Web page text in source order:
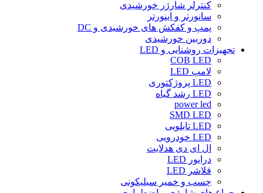
کنترلر شارژر خورشیدی
سانورتر و اینورتر
پمپ و کفکش های خورشیدی و DC
دوربین خورشیدی
تجهیزات روشنایی و LED
COB LED
لامپ LED
LED پروژکتوری
LED رشد گیاه
power led
SMD LED
LED تابلویی
LED خودرویی
ال ای دی هدلایت
درایور LED
فلاشر LED
چسب و خمیر سیلیکونی